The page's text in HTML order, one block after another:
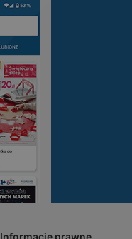
Informacje prawne